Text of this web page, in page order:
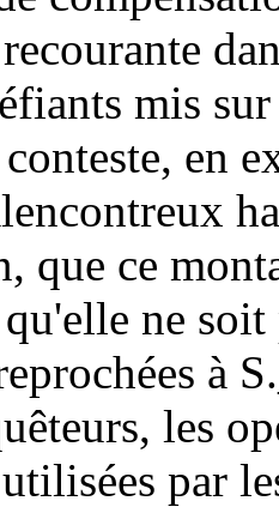
mis
en
que ce
ne
à
les
par